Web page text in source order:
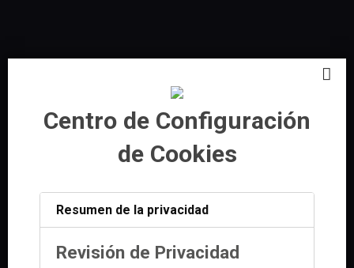
Centro de Configuración
de Cookies
Resumen de la privacidad
Revisión de Privacidad